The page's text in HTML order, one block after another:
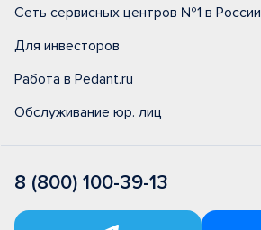
Сеть сервисных центров №1 в России
Для инвесторов
Работа в Pedant.ru
Обслуживание юр. лиц
8 (800) 100-39-13